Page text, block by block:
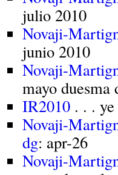
julio 2010
Novaji-
junio 2010
Novaji-
mayo duesma
IR2010. . . ye
Novaji-
dg: apr-26
Novaji-